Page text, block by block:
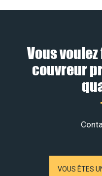
Vous
couvreur
VOUS ÊTES